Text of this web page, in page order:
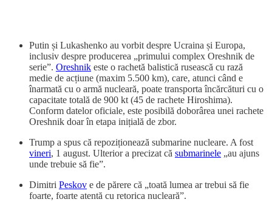
Putin și Lukashenko au vorbit despre Ucraina și Europa,
inclusiv despre producerea „primului complex Oreshnik de
serie”. Oreshnik este o rachetă balistică rusească cu rază
medie de acțiune (maxim 5.500 km), care, atunci când e
înarmată cu o armă nucleară, poate transporta încărcături cu o
capacitate totală de 900 kt (45 de rachete Hiroshima).
Conform datelor oficiale, este posibilă doborârea unei rachete
Oreshnik doar în etapa inițială de zbor.
Trump a spus că repoziționează submarine nucleare. A fost
vineri, 1 august. Ulterior a precizat că submarinele „au ajuns
unde trebuie să fie”.
Dimitri Peskov e de părere că „toată lumea ar trebui să fie
foarte, foarte atentă cu retorica nucleară”.